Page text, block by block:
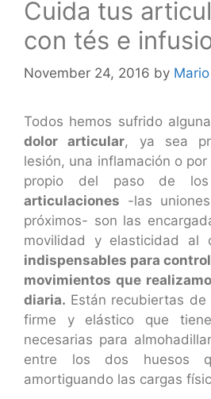
Cuida tus
con tés e
November 24, 2016 by Mario
Todos hemos sufrido
dolor articular, ya sea
lesión, una inflamación o
propio del paso de los
articulaciones -las
próximos- son las
movilidad y elasticidad al
indispensables para
movimientos que
diaria. Están recubiertas
firme y elástico que
necesarias para
entre los dos huesos
amortiguando las cargas